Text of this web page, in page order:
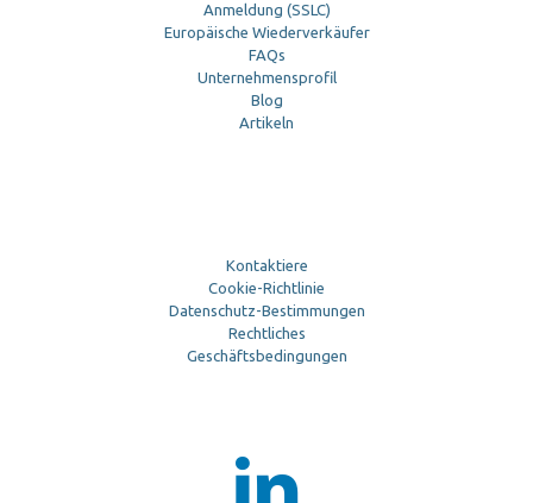
Anmeldung (SSLC)
Europäische Wiederverkäufer
FAQs
Unternehmensprofil
Blog
Artikeln
Kontaktiere
Cookie-Richtlinie
Datenschutz-Bestimmungen
Rechtliches
Geschäftsbedingungen